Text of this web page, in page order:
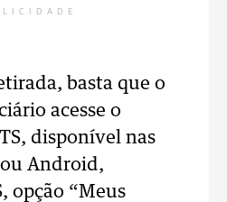
basta que o
acesse o
disponível nas
Android,
opção “Meus